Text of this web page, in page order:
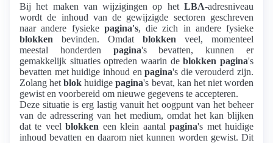
Bij het maken van wijzigingen op het LBA-adresniveau
wordt de inhoud van de gewijzigde sectoren geschreven
naar andere fysieke pagina's, die zich in andere fysieke
blokken bevinden. Omdat blokken veel, momenteel
meestal honderden pagina's bevatten, kunnen er
gemakkelijk situaties optreden waarin deblokken pagina's
bevatten met huidige inhoud enpagina's die verouderd zijn.
Zolang hetblok huidigepagina's bevat, kan het niet worden
gewist en voorbereid om nieuwe gegevens te accepteren.
Deze situatie is erg lastig vanuit het oogpunt van het beheer
van de adressering van het medium, omdat het kan blijken
dat te veelblokken een klein aantalpagina's met huidige
inhoud bevatten en daarom niet kunnen worden gewist. Dit